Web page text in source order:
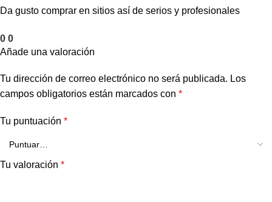
Da gusto comprar en sitios así de serios y profesionales
0 0
Añade una valoración
Tu dirección de correo electrónico no será publicada. Los
campos obligatorios están marcados con *
Tu puntuación *
Tu valoración *